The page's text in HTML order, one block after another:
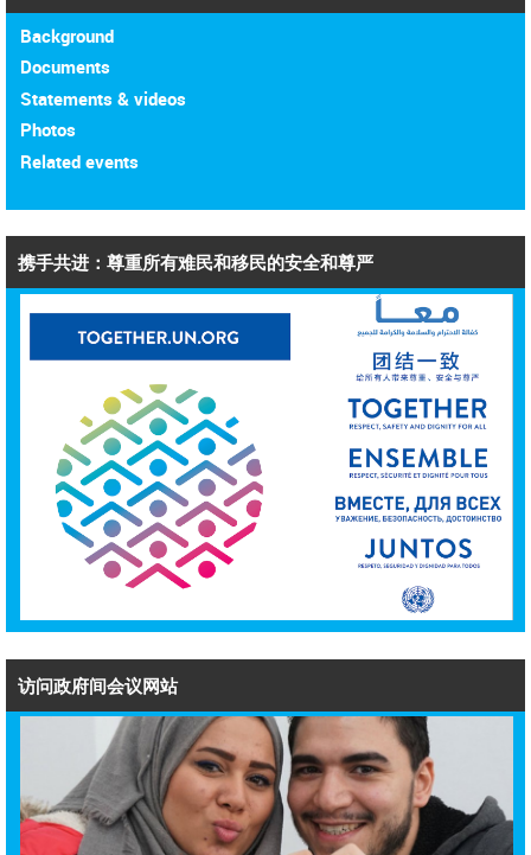
Background
Documents
Statements & videos
Photos
Related events
携手共进：尊重所有难民和移民的安全和尊严
访问政府间会议网站